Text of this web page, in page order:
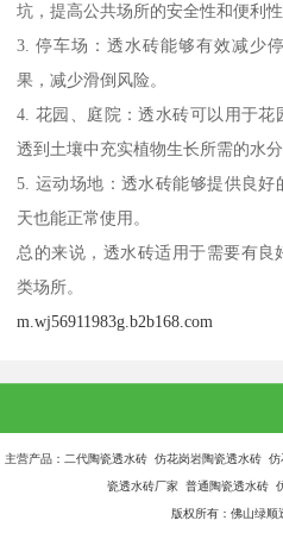
坑，提高公共场所的安全性和便利性
3. 停车场：透水砖能够有效减少
果，减少滑倒风险。
4. 花园、庭院：透水砖可以用于
透到土壤中充实植物生长所需的水
5. 运动场地：透水砖能够提供良
天也能正常使用。
总的来说，透水砖适用于需要有
类场所。
m.wj56911983g.b2b168.com
主营产品：二代陶瓷透水砖 仿花岗岩陶瓷透水砖
瓷透水砖厂家 普通陶瓷透水砖
版权所有：佛山绿顺